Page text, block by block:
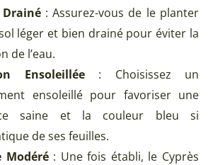
: Assurez-vous de le planter
léger et bien drainé pour éviter la
de l’eau.
Ensoleillée: Choisissez un
ensoleillé pour favoriser une
saine et la couleur bleu si
de ses feuilles.
Modéré: Une fois établi, le Cyprès